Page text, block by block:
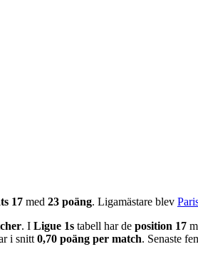
17 med 23 poäng. Ligamästare blev
. I Ligue 1s tabell har de position 17
i snitt 0,70 poäng per match. Senaste